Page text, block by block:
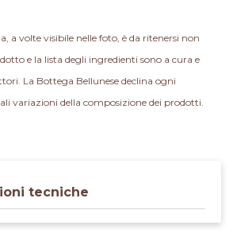
a volte visibile nelle foto, è da ritenersi non
e la lista degli ingredienti sono a cura e
La Bottega Bellunese declina ogni
variazioni della composizione dei prodotti.
tecniche